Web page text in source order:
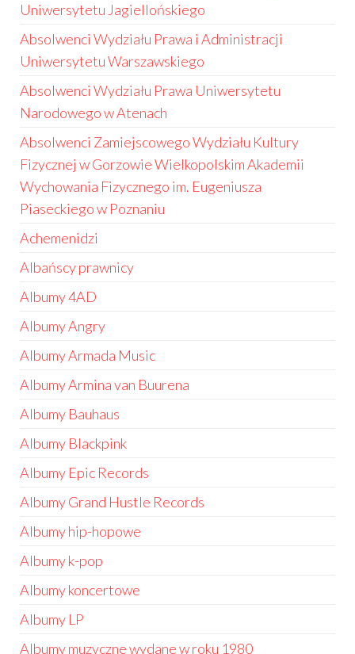
Uniwersytetu Jagiellońskiego
Absolwenci Wydziału Prawa i Administracji
Uniwersytetu Warszawskiego
Absolwenci Wydziału Prawa Uniwersytetu
Narodowego w Atenach
Absolwenci Zamiejscowego Wydziału Kultury
Fizycznej w Gorzowie Wielkopolskim Akademii
Wychowania Fizycznego im. Eugeniusza
Piaseckiego w Poznaniu
Achemenidzi
Albańscy prawnicy
Albumy 4AD
Albumy Angry
Albumy Armada Music
Albumy Armina van Buurena
Albumy Bauhaus
Albumy Blackpink
Albumy Epic Records
Albumy Grand Hustle Records
Albumy hip-hopowe
Albumy k-pop
Albumy koncertowe
Albumy LP
Albumy muzyczne wydane w roku 1980